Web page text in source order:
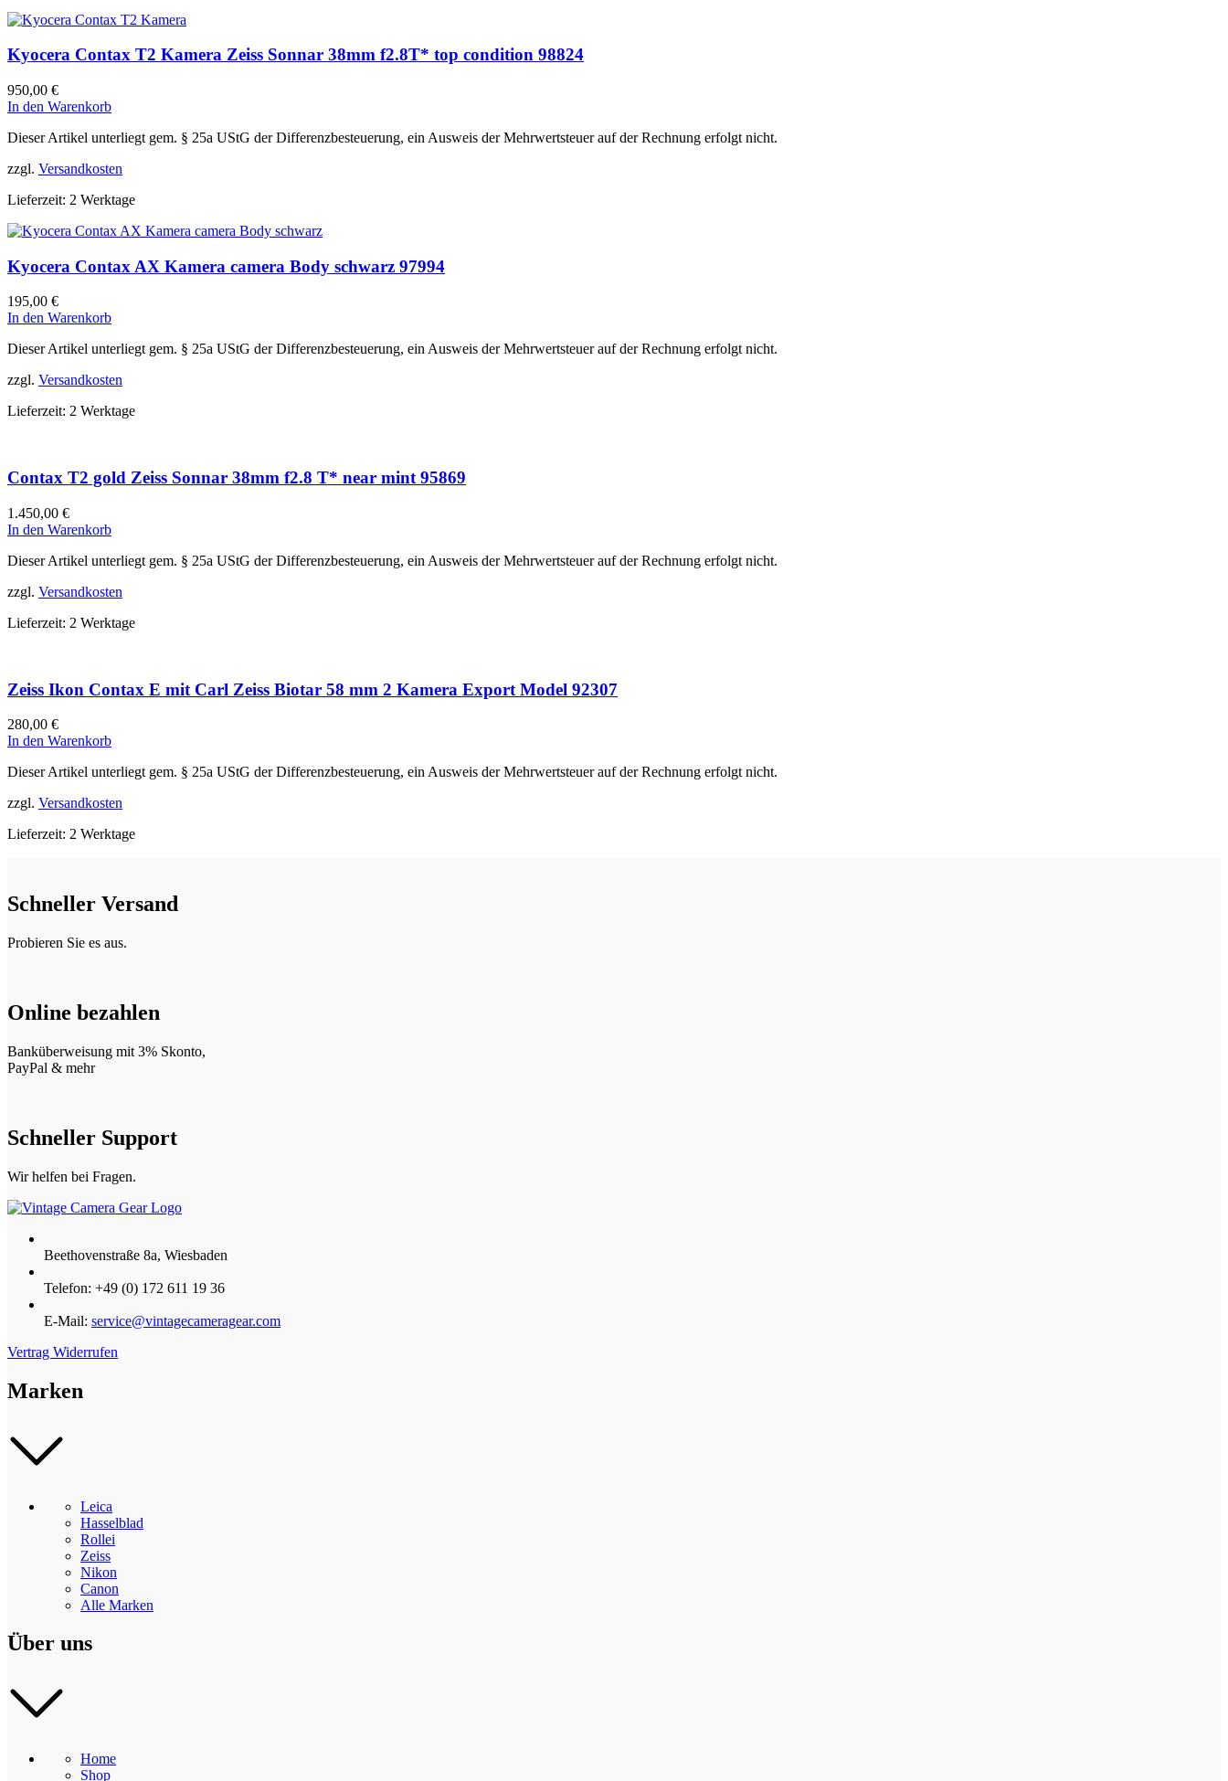
Kyocera Contax T2 Kamera Zeiss Sonnar 38mm f2.8T* top condition 98824
950,00 €
In den Warenkorb
Dieser Artikel unterliegt gem. § 25a UStG der Differenzbesteuerung, ein Ausweis der Mehrwertsteuer auf der Rechnung erfolgt nicht.
zzgl. Versandkosten
Lieferzeit: 2 Werktage
Kyocera Contax AX Kamera camera Body schwarz 97994
195,00 €
In den Warenkorb
Dieser Artikel unterliegt gem. § 25a UStG der Differenzbesteuerung, ein Ausweis der Mehrwertsteuer auf der Rechnung erfolgt nicht.
zzgl. Versandkosten
Lieferzeit: 2 Werktage
Contax T2 gold Zeiss Sonnar 38mm f2.8 T* near mint 95869
1.450,00 €
In den Warenkorb
Dieser Artikel unterliegt gem. § 25a UStG der Differenzbesteuerung, ein Ausweis der Mehrwertsteuer auf der Rechnung erfolgt nicht.
zzgl. Versandkosten
Lieferzeit: 2 Werktage
Zeiss Ikon Contax E mit Carl Zeiss Biotar 58 mm 2 Kamera Export Model 92307
280,00 €
In den Warenkorb
Dieser Artikel unterliegt gem. § 25a UStG der Differenzbesteuerung, ein Ausweis der Mehrwertsteuer auf der Rechnung erfolgt nicht.
zzgl. Versandkosten
Lieferzeit: 2 Werktage
Schneller Versand
Probieren Sie es aus.
Online bezahlen
Banküberweisung mit 3% Skonto,
PayPal & mehr
Schneller Support
Wir helfen bei Fragen.
Beethovenstraße 8a, Wiesbaden
Telefon: +49 (0) 172 611 19 36
E-Mail: service@vintagecameragear.com
Vertrag Widerrufen
Marken
Leica
Hasselblad
Rollei
Zeiss
Nikon
Canon
Alle Marken
Über uns
Home
Shop